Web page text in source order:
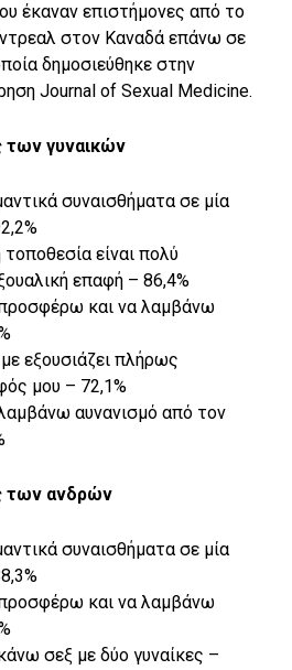
έκαναν επιστήμονες από το
στον Καναδά επάνω σε
δημοσιεύθηκε στην
Journal of Sexual Medicine.
των γυναικών
συναισθήματα σε μία
είναι πολύ
επαφή – 86,4%
και να λαμβάνω
εξουσιάζει πλήρως
μου – 72,1%
αυνανισμό από τον
των ανδρών
συναισθήματα σε μία
και να λαμβάνω
σεξ με δύο γυναίκες –